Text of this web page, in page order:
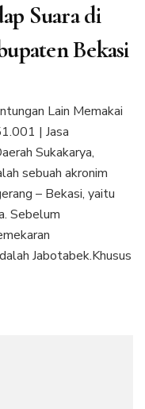
Suara di
Bekasi
Lain Memakai
| Jasa
Sukakarya,
sebuah akronim
– Bekasi, yaitu
Sebelum
Jabotabek.Khusus